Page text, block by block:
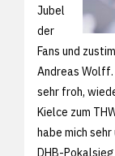
Jubel
der
Fans und
Andreas
sehr froh,
Kielce zum
habe mich
DHB-